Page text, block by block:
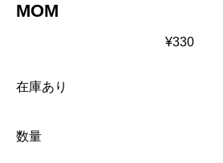
MOM
¥330
在庫あり
数量